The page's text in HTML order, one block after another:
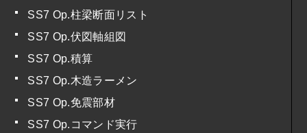
SS7 Op.柱梁断面リスト
SS7 Op.伏図軸組図
SS7 Op.積算
SS7 Op.木造ラーメン
SS7 Op.免震部材
SS7 Op.コマンド実行